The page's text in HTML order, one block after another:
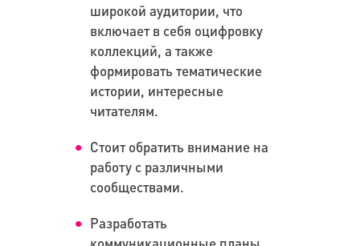
широкой аудитории, что
включает в себя оцифровку
коллекций, а также
формировать тематические
истории, интересные
читателям.
Стоит обратить внимание на
работу с различными
сообществами.
Разработать
коммуникационные планы,